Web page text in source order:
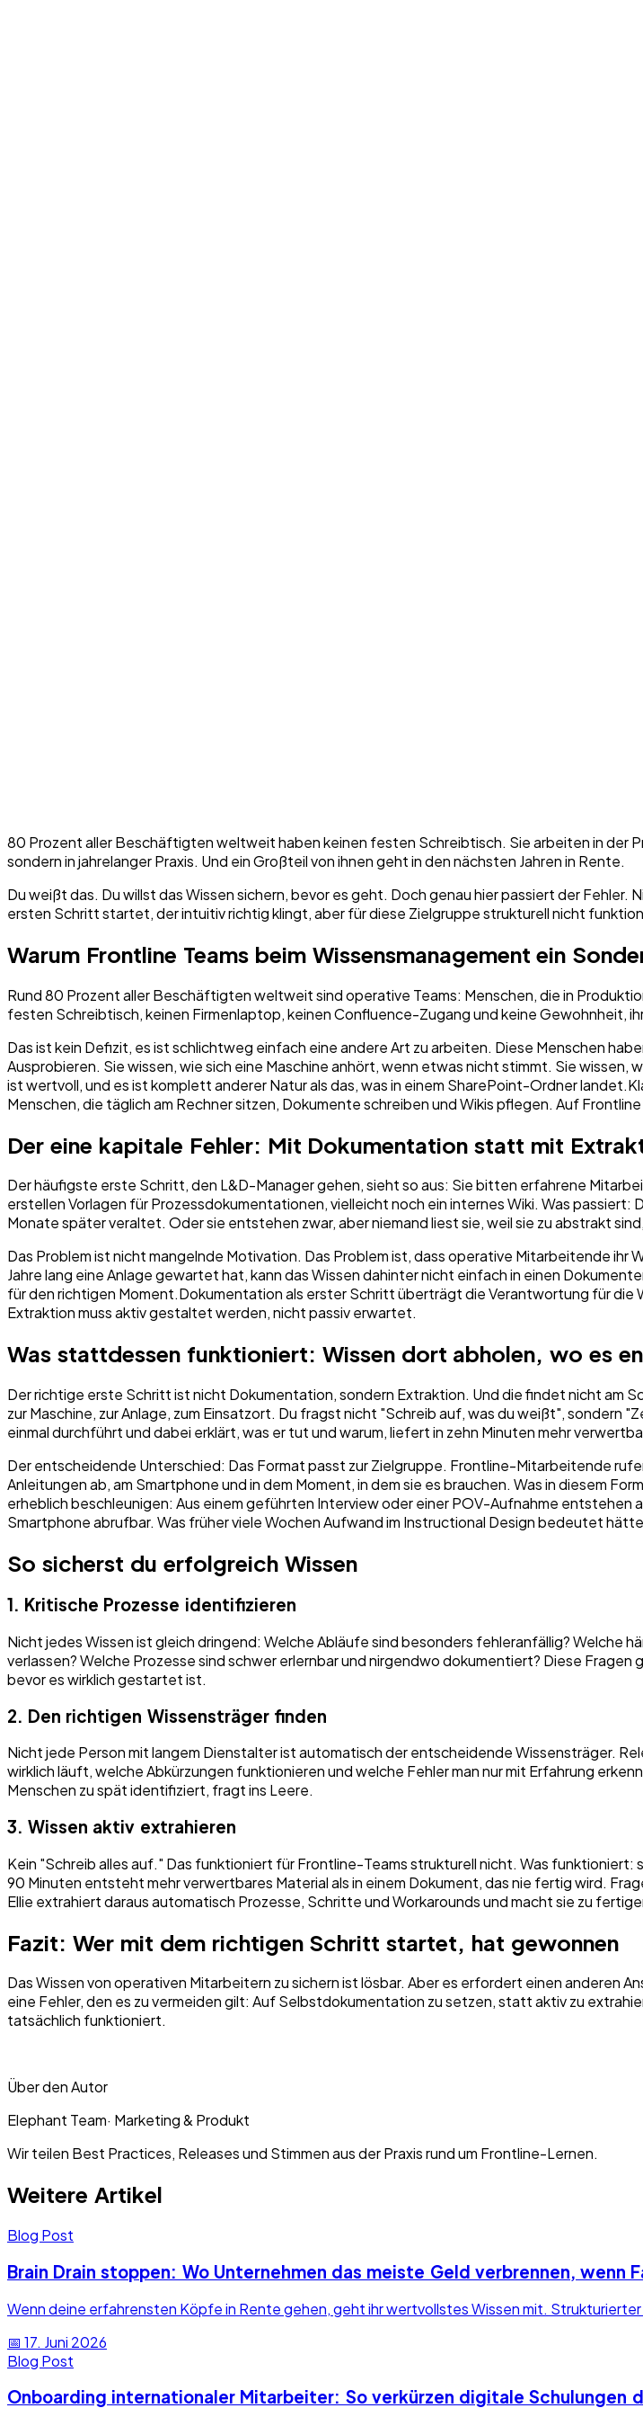
80 Prozent aller Beschäftigten weltweit haben keinen festen Schreibtisch. Sie arbeiten in der
sondern in jahrelanger Praxis. Und ein Großteil von ihnen geht in den nächsten Jahren in Rente.
Du weißt das. Du willst das Wissen sichern, bevor es geht. Doch genau hier passiert der
ersten Schritt startet, der intuitiv richtig klingt, aber für diese Zielgruppe strukturell nicht
Warum Frontline Teams beim Wissensmanagement ein
Rund 80 Prozent aller Beschäftigten weltweit sind operative Teams: Menschen, die in
festen Schreibtisch, keinen Firmenlaptop, keinen Confluence-Zugang und keine Gewohnheit,
Das ist kein Defizit, es ist schlichtweg einfach eine andere Art zu arbeiten. Diese Menschen
Ausprobieren. Sie wissen, wie sich eine Maschine anhört, wenn etwas nicht stimmt. Sie
ist wertvoll, und es ist komplett anderer Natur als das, was in einem SharePoint-Ordner
Menschen, die täglich am Rechner sitzen, Dokumente schreiben und Wikis pflegen. Auf
Der eine kapitale Fehler: Mit Dokumentation statt mit
Der häufigste erste Schritt, den L&D-Manager gehen, sieht so aus: Sie bitten erfahrene
erstellen Vorlagen für Prozessdokumentationen, vielleicht noch ein internes Wiki. Was
Monate später veraltet. Oder sie entstehen zwar, aber niemand liest sie, weil sie zu abstrakt
Das Problem ist nicht mangelnde Motivation. Das Problem ist, dass operative Mitarbeitende ihr
Jahre lang eine Anlage gewartet hat, kann das Wissen dahinter nicht einfach in einen
für den richtigen Moment.Dokumentation als erster Schritt überträgt die Verantwortung für die
Extraktion muss aktiv gestaltet werden, nicht passiv erwartet.
Was stattdessen funktioniert: Wissen dort abholen, wo es
Der richtige erste Schritt ist nicht Dokumentation, sondern Extraktion. Und die findet nicht
zur Maschine, zur Anlage, zum Einsatzort. Du fragst nicht "Schreib auf, was du weißt", sondern
einmal durchführt und dabei erklärt, was er tut und warum, liefert in zehn Minuten mehr
Der entscheidende Unterschied: Das Format passt zur Zielgruppe. Frontline-Mitarbeitende
Anleitungen ab, am Smartphone und in dem Moment, in dem sie es brauchen. Was in diesem
erheblich beschleunigen: Aus einem geführten Interview oder einer POV-Aufnahme
Smartphone abrufbar. Was früher viele Wochen Aufwand im Instructional Design bedeutet
So sicherst du erfolgreich Wissen
1. Kritische Prozesse identifizieren
Nicht jedes Wissen ist gleich dringend: Welche Abläufe sind besonders fehleranfällig? Welche
verlassen? Welche Prozesse sind schwer erlernbar und nirgendwo dokumentiert? Diese
bevor es wirklich gestartet ist.
2. Den richtigen Wissensträger finden
Nicht jede Person mit langem Dienstalter ist automatisch der entscheidende Wissensträger.
wirklich läuft, welche Abkürzungen funktionieren und welche Fehler man nur mit Erfahrung
Menschen zu spät identifiziert, fragt ins Leere.
3. Wissen aktiv extrahieren
Kein "Schreib alles auf." Das funktioniert für Frontline-Teams strukturell nicht. Was
90 Minuten entsteht mehr verwertbares Material als in einem Dokument, das nie fertig wird.
Ellie extrahiert daraus automatisch Prozesse, Schritte und Workarounds und macht sie zu
Fazit: Wer mit dem richtigen Schritt startet, hat gewonnen
Das Wissen von operativen Mitarbeitern zu sichern ist lösbar. Aber es erfordert einen anderen
eine Fehler, den es zu vermeiden gilt: Auf Selbstdokumentation zu setzen, statt aktiv zu
tatsächlich funktioniert.
Über den Autor
Elephant Team· Marketing & Produkt
Wir teilen Best Practices, Releases und Stimmen aus der Praxis rund um Frontline-Lernen.
Weitere Artikel
Blog Post
Brain Drain stoppen: Wo Unternehmen das meiste Geld verbrennen, wenn
Wenn deine erfahrensten Köpfe in Rente gehen, geht ihr wertvollstes Wissen mit.
📅 17. Juni 2026
Blog Post
Onboarding internationaler Mitarbeiter: So verkürzen digitale Schulungen